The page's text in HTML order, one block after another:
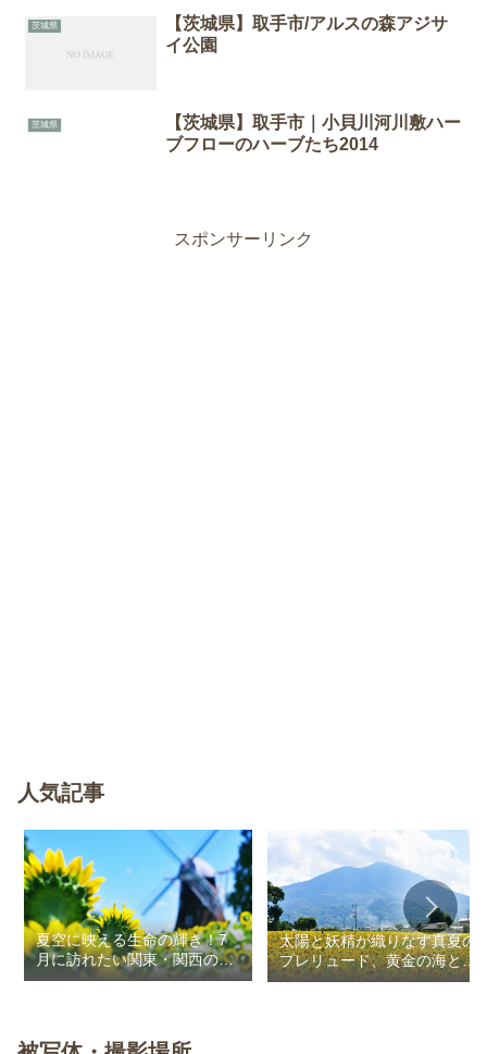
茨城県
【茨城県】取手市/アルスの森アジサ
イ公園
茨城県
【茨城県】取手市｜小貝川河川敷ハー
ブフローのハーブたち2014
スポンサーリンク
人気記事
夏空に映える生命の輝き！7
月に訪れたい関東・関西のお
花畑
太陽と妖精が織りなす真夏の
プレリュード、黄金の海と秘
密の朱色に出会う旅